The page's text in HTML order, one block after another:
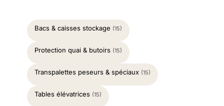
Bacs & caisses stockage (15)
Protection quai & butoirs (15)
Transpalettes peseurs & spéciaux (15)
Tables élévatrices (15)